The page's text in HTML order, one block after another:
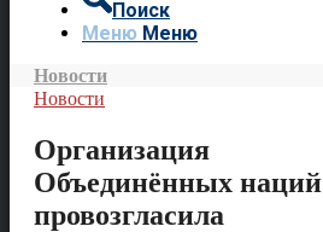
Поиск
Меню Меню
Новости
Новости
Организация
Объединённых наций
провозгласила